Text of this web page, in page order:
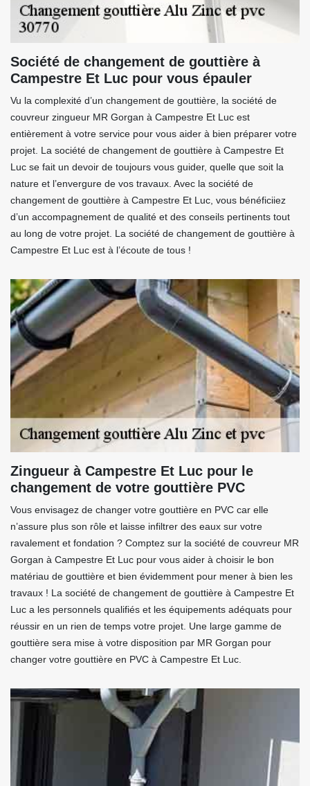
Société de changement de gouttière à
Campestre Et Luc pour vous épauler
Vu la complexité d’un changement de gouttière, la société de
couvreur zingueur MR Gorgan à Campestre Et Luc est
entièrement à votre service pour vous aider à bien préparer votre
projet. La société de changement de gouttière à Campestre Et
Luc se fait un devoir de toujours vous guider, quelle que soit la
nature et l’envergure de vos travaux. Avec la société de
changement de gouttière à Campestre Et Luc, vous bénéficiiez
d’un accompagnement de qualité et des conseils pertinents tout
au long de votre projet. La société de changement de gouttière à
Campestre Et Luc est à l’écoute de tous !
Zingueur à Campestre Et Luc pour le
changement de votre gouttière PVC
Vous envisagez de changer votre gouttière en PVC car elle
n’assure plus son rôle et laisse infiltrer des eaux sur votre
ravalement et fondation ? Comptez sur la société de couvreur MR
Gorgan à Campestre Et Luc pour vous aider à choisir le bon
matériau de gouttière et bien évidemment pour mener à bien les
travaux ! La société de changement de gouttière à Campestre Et
Luc a les personnels qualifiés et les équipements adéquats pour
réussir en un rien de temps votre projet. Une large gamme de
gouttière sera mise à votre disposition par MR Gorgan pour
changer votre gouttière en PVC à Campestre Et Luc.